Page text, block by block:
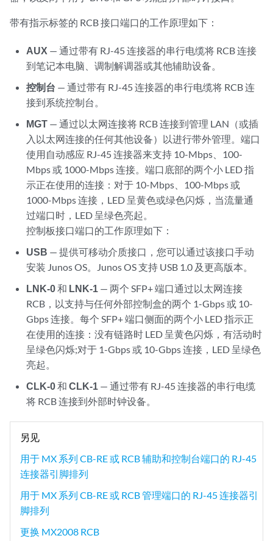
带有指示标签的 RCB 接口端口的工作原理如下：
AUX — 通过带有 RJ-45 连接器的串行电缆将 RCB 连接
到笔记本电脑、调制解调器或其他辅助设备。
控制台 — 通过带有 RJ-45 连接器的串行电缆将 RCB 连
接到系统控制台。
MGT — 通过以太网连接将 RCB 连接到管理 LAN（或插
入以太网连接的任何其他设备）以进行带外管理。端口
使用自动感应 RJ-45 连接器来支持 10-Mbps、100-
Mbps 或 1000-Mbps 连接。端口底部的两个小 LED 指
示正在使用的连接：对于 10-Mbps、100-Mbps 或
1000-Mbps 连接，LED 呈黄色或绿色闪烁，当流量通
过端口时，LED 呈绿色亮起。
控制板接口端口的工作原理如下：
USB — 提供可移动介质接口，您可以通过该接口手动
安装 Junos OS。Junos OS 支持 USB 1.0 及更高版本。
LNK-0和 LNK-1 — 两个 SFP+ 端口通过以太网连接
RCB，以支持与任何外部控制盒的两个 1-Gbps 或 10-
Gbps 连接。每个 SFP+ 端口侧面的两个小 LED 指示正
在使用的连接：没有链路时 LED 呈黄色闪烁，有活动时
呈绿色闪烁;对于 1-Gbps 或 10-Gbps 连接，LED 呈绿色
亮起。
CLK-0和CLK-1 — 通过带有 RJ-45 连接器的串行电缆
将 RCB 连接到外部时钟设备。
另见
用于 MX 系列 CB-RE 或 RCB 辅助和控制台端口的 RJ-45
连接器引脚排列
用于 MX 系列 CB-RE 或 RCB 管理端口的 RJ-45 连接器引
脚排列
更换 MX2008 RCB